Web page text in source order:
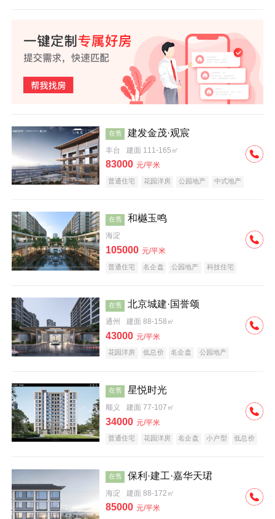
在售 建发金茂·观宸
丰台 建面 111-165㎡
83000 元/平米
普通住宅 花园洋房 公园地产
中式地产
在售 和樾玉鸣
海淀
105000 元/平米
普通住宅 名企盘 公园地产 科技住宅
在售 北京城建·国誉颂
通州 建面 88-158㎡
43000 元/平米
花园洋房 低总价 名企盘 公园地产
在售 星悦时光
顺义 建面 77-107㎡
34000 元/平米
普通住宅 花园洋房 名企盘 小户型 低总价
在售 保利·建工·嘉华天珺
海淀 建面 88-172㎡
85000 元/平米